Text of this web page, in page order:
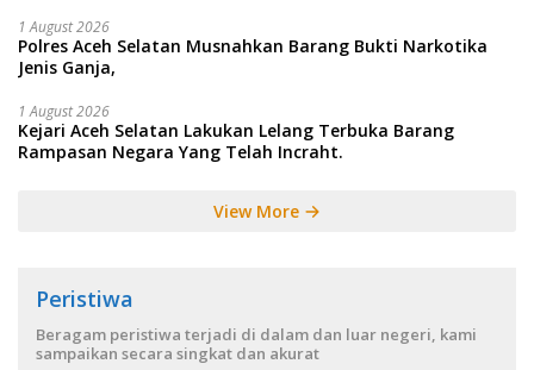
1 August 2026
Polres Aceh Selatan Musnahkan Barang Bukti Narkotika
Jenis Ganja,
1 August 2026
Kejari Aceh Selatan Lakukan Lelang Terbuka Barang
Rampasan Negara Yang Telah Incraht.
View More
Peristiwa
Beragam peristiwa terjadi di dalam dan luar negeri, kami
sampaikan secara singkat dan akurat